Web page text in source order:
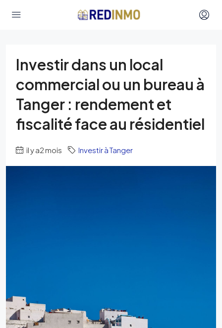
Investir dans un local
commercial ou un bureau à
Tanger : rendement et
fiscalité face au résidentiel
il y a2 mois Investir à Tanger